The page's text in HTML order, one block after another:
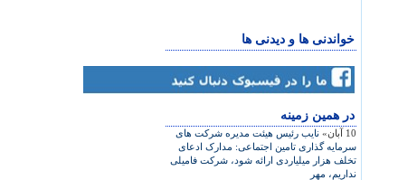
خواندنی ها و دیدنی ها
در همين زمينه
10 آبان»
نايب رئيس هيئت مديره شرکت های
سرمايه گذاری تامين اجتماعی: مدارک ادعای
تخلف هزار ميلياردی ارائه شود، شرکت فاميلی
نداريم، مهر